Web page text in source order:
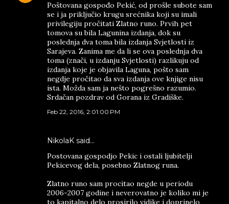
Poštovana gospođo Pekić, od prošle subote sam
se i ja priključio krugu srećnika koji su imali
privilegiju pročitati Zlatno runo. Prvih pet
tomova su bila Lagunina izdanja, dok su
poslednja dva toma bila izdanja Svjetlosti iz
Sarajeva. Zanima me da li se ova poslednja dva
toma (znači, u izdanju Svjetlosti) razlikuju od
izdanja koje je objavila Laguna, pošto sam
negdje pročitao da sva izdanja ove knjige nisu
ista. Možda sam ja nešto pogrešno razumio.
Srdačan pozdrav od Gorana iz Gradiške.
Feb 22, 2016, 2:01:00 PM
NikolaK said…
Postovana gospodjo Pekic i ostali ljubitelji
Pekicevog dela, posebno Zlatnog runa.
Zlatno runo sam procitao negde u periodu
2006-2007 godine i neverovatno je koliko mi je
to kapitalno delo prosirilo vidike i doprinelo